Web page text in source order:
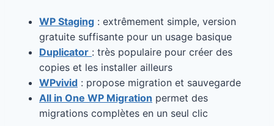
WP Staging : extrêmement simple, version
gratuite suffisante pour un usage basique
Duplicator : très populaire pour créer des
copies et les installer ailleurs
WPvivid : propose migration et sauvegarde
All in One WP Migration permet des
migrations complètes en un seul clic